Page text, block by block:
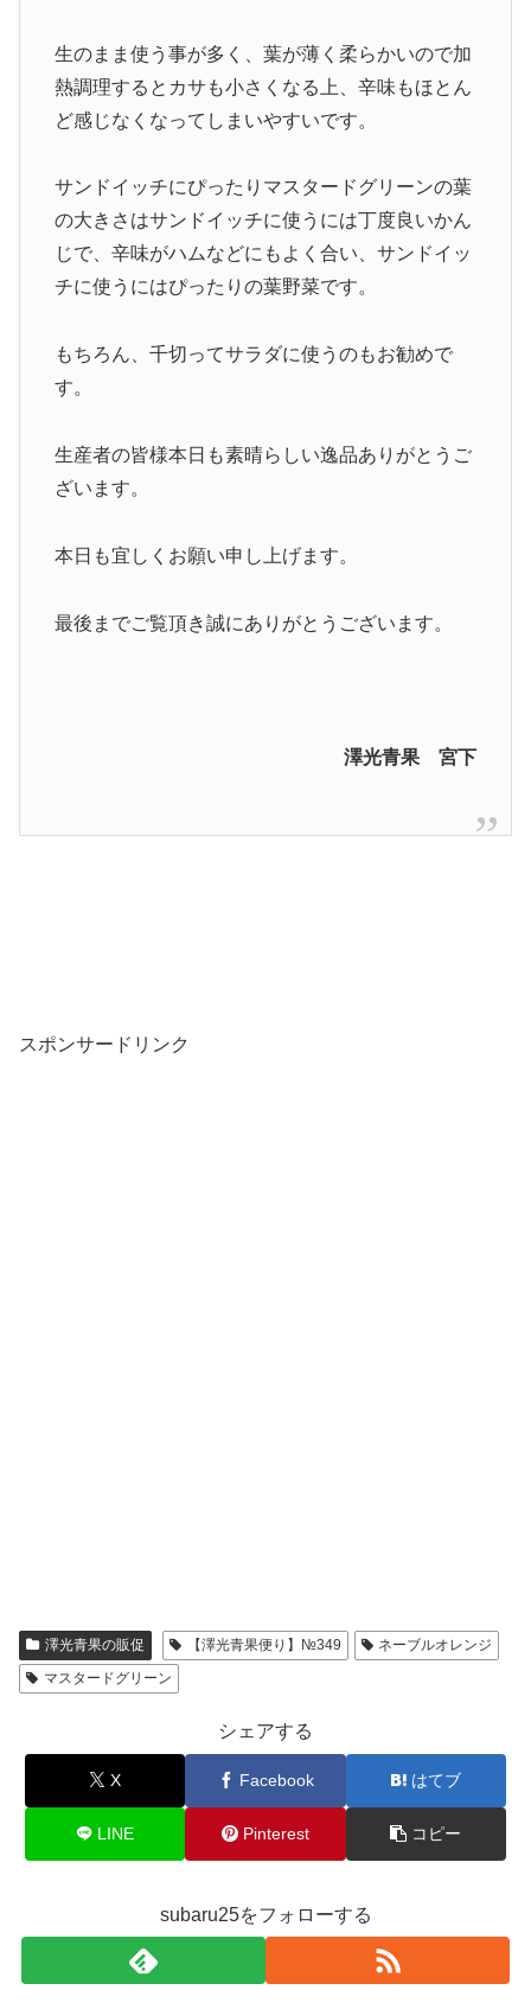
生のまま使う事が多く、葉が薄く柔らかいので加
熱調理するとカサも小さくなる上、辛味もほとん
ど感じなくなってしまいやすいです。
サンドイッチにぴったりマスタードグリーンの葉
の大きさはサンドイッチに使うには丁度良いかん
じで、辛味がハムなどにもよく合い、サンドイッ
チに使うにはぴったりの葉野菜です。
もちろん、千切ってサラダに使うのもお勧めで
す。
生産者の皆様本日も素晴らしい逸品ありがとうご
ざいます。
本日も宜しくお願い申し上げます。
最後までご覧頂き誠にありがとうございます。
澤光青果 宮下
スポンサードリンク
澤光青果の販促 【澤光青果便り】№349
ネーブルオレンジ
マスタードグリーン
シェアする
X Facebook はてブ
LINE Pinterest コピー
subaru25をフォローする